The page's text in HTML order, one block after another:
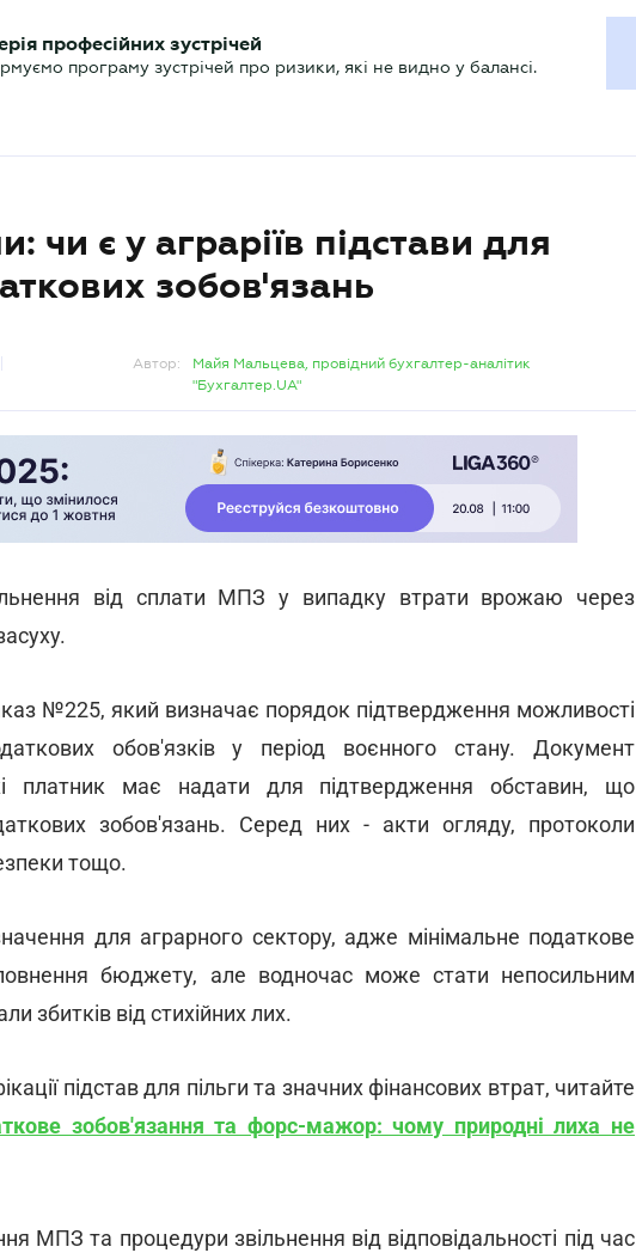
Календар Актуально
професійних зустрічей
програму зустрічей про ризики, які не видно у балансі.
чи є у аграріїв підстави для
зобов'язань
Автор:
Майя Мальцева, провідний бухгалтер-аналітик
"Бухгалтер.UA"
від сплати МПЗ у випадку втрати врожаю через
№225, який визначає порядок підтвердження можливості
обов'язків у період воєнного стану. Документ
платник має надати для підтвердження обставин, що
зобов'язань. Серед них - акти огляду, протоколи
тощо.
для аграрного сектору, адже мінімальне податкове
бюджету, але водночас може стати непосильним
збитків від стихійних лих.
підстав для пільги та значних фінансових втрат, читайте
зобов'язання та форс-мажор: чому природні лиха не
МПЗ та процедури звільнення від відповідальності під час